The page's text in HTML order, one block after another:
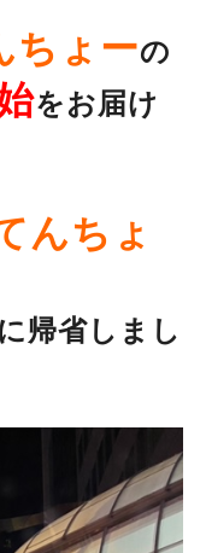
ちょーの
をお届け
んちょ
帰省しまし